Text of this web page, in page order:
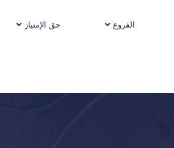
الفروع حق الإمتياز